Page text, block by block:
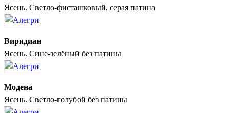
Ясень. Светло-фисташковый, серая патина
Виридиан
Ясень. Сине-зелёный без патины
Модена
Ясень. Светло-голубой без патины